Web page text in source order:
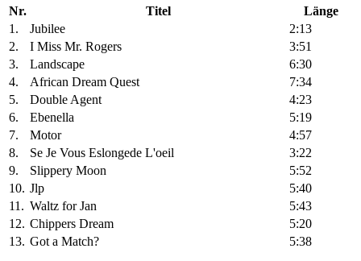
Nr. Titel
Länge
1.
Jubilee
2:13
2.
I Miss Mr. Rogers
3:51
3.
Landscape
6:30
4.
African Dream Quest
7:34
5.
Double Agent
4:23
6.
Ebenella
5:19
7.
Motor
4:57
8.
Se Je Vous Eslongede L'oeil
3:22
9.
Slippery Moon
5:52
10. Jlp
5:40
11. Waltz for Jan
5:43
12. Chippers Dream
5:20
13. Got a Match? 5:38